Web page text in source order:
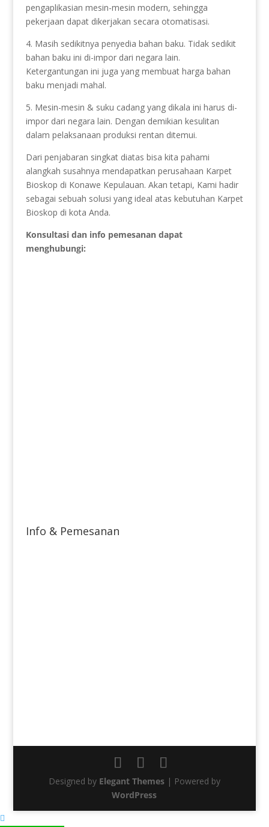
pengaplikasian mesin-mesin modern, sehingga
pekerjaan dapat dikerjakan secara otomatisasi.
4. Masih sedikitnya penyedia bahan baku. Tidak sedikit
bahan baku ini di-impor dari negara lain.
Ketergantungan ini juga yang membuat harga bahan
baku menjadi mahal.
5. Mesin-mesin & suku cadang yang dikala ini harus di-
impor dari negara lain. Dengan demikian kesulitan
dalam pelaksanaan produksi rentan ditemui.
Dari penjabaran singkat diatas bisa kita pahami
alangkah susahnya mendapatkan perusahaan Karpet
Bioskop di Konawe Kepulauan. Akan tetapi, Kami hadir
sebagai sebuah solusi yang ideal atas kebutuhan Karpet
Bioskop di kota Anda.
Konsultasi dan info pemesanan dapat
menghubungi:
Info & Pemesanan
Designed by Elegant Themes| Powered by
WordPress